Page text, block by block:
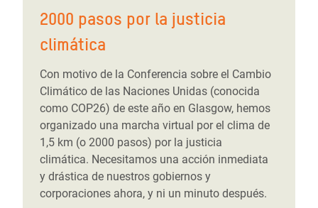
2000 pasos por la justicia
climática
Con motivo de la Conferencia sobre el Cambio
Climático de las Naciones Unidas (conocida
como COP26) de este año en Glasgow, hemos
organizado una marcha virtual por el clima de
1,5 km (o 2000 pasos) por la justicia
climática. Necesitamos una acción inmediata
y drástica de nuestros gobiernos y
corporaciones ahora, y ni un minuto después.